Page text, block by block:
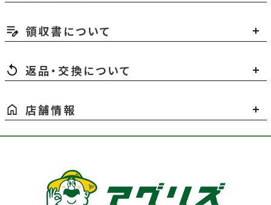
領収書について
返品・交換について
店舗情報